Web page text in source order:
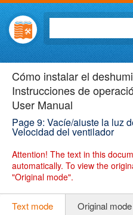
Cómo instalar el
Instrucciones de
User Manual
Page 9: Vacíe/aiuste la luz
Velocidad del ventilador
Attention! The text in this
automatically. To view the
"Original mode".
Text mode Original mode